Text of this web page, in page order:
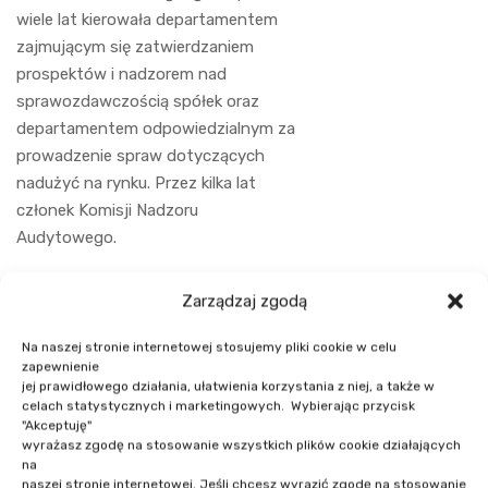
Zarządzaj zgodą
Na naszej stronie internetowej stosujemy pliki cookie w celu
zapewnienie
jej prawidłowego działania, ułatwienia korzystania z niej, a także w
celach statystycznych i marketingowych. Wybierając przycisk
"Akceptuję"
wyrażasz zgodę na stosowanie wszystkich plików cookie działających
na
naszej stronie internetowej. Jeśli chcesz wyrazić zgodę na stosowanie
wiele lat kierowała departamentem
zajmującym się zatwierdzaniem
prospektów i nadzorem nad
sprawozdawczością spółek oraz
departamentem odpowiedzialnym za
prowadzenie spraw dotyczących
nadużyć na rynku. Przez kilka lat
członek Komisji Nadzoru
Audytowego.
praktyk. Członek Komitetu ds. Ładu
Korporacyjnego i współautor Dobrych
Praktyk Spółek Notowanych.
Przewodnicząca Komisji Etyki
powołanej przy Izbie Zarządzających
Funduszami i Aktywami.
Współtworzyła wraz z grupą